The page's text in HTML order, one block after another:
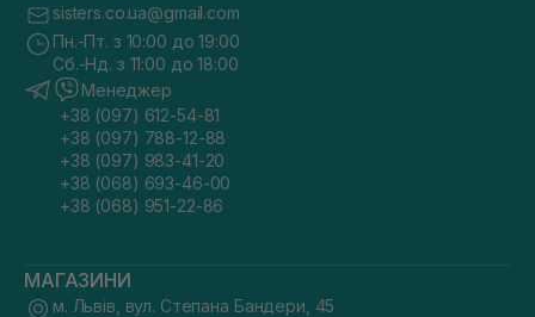
sisters.co.ua@gmail.com
Пн.-Пт. з 10:00 до 19:00
Сб.-Нд. з 11:00 до 18:00
Менеджер
+38 (097) 612-54-81
+38 (097) 788-12-88
+38 (097) 983-41-20
+38 (068) 693-46-00
+38 (068) 951-22-86
МАГАЗИНИ
м. Львів, вул. Степана Бандери, 45